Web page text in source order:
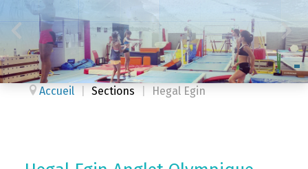
Accueil Sections Hegal Egin